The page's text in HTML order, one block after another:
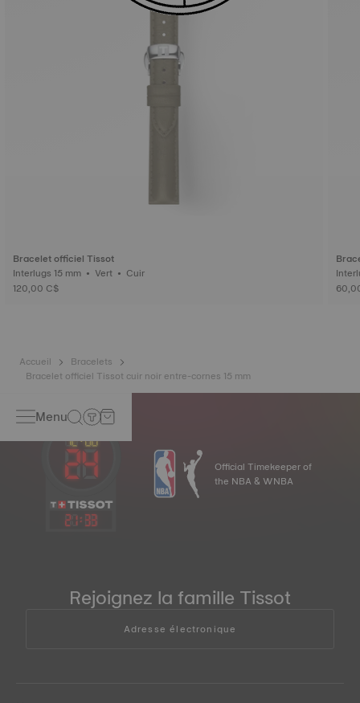
Bracelet officiel Tissot
Interlugs 15 mm • Vert • Cuir
120,00 C$
Accueil
Bracelets
Bracelet officiel Tissot cuir noir entre-cornes 15 mm
Menu
21: 33
Official Timekeeper of
the NBA & WNBA
Rejoignez la famille Tissot
Adresse électronique